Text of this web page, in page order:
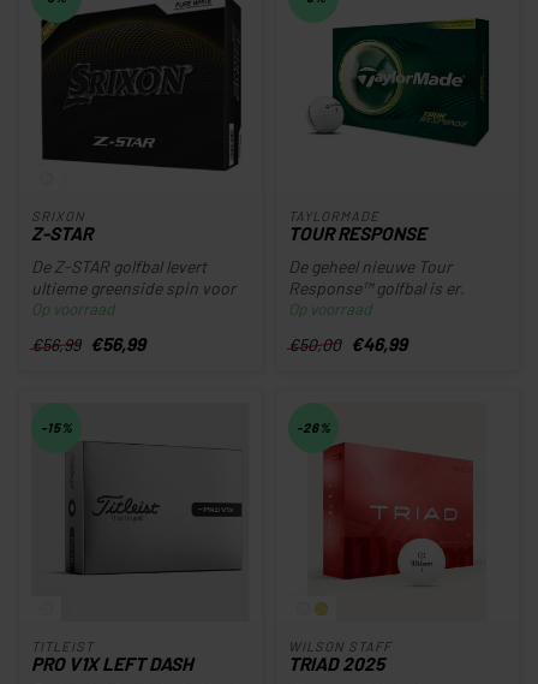
SRIXON
Z-STAR
De Z-STAR golfbal levert
ultieme greenside spin voor
ongeëvenaarde controle en
Op voorraad
€56,99 €56,99
TAYLORMADE
TOUR RESPONSE
De geheel nieuwe Tour
Response™ golfbal is er.
Ontwikkeld om je te helpen
Op voorraad
€50,00 €46,99
-15%
TITLEIST
PRO V1X LEFT DASH
-26%
WILSON STAFF
TRIAD 2025